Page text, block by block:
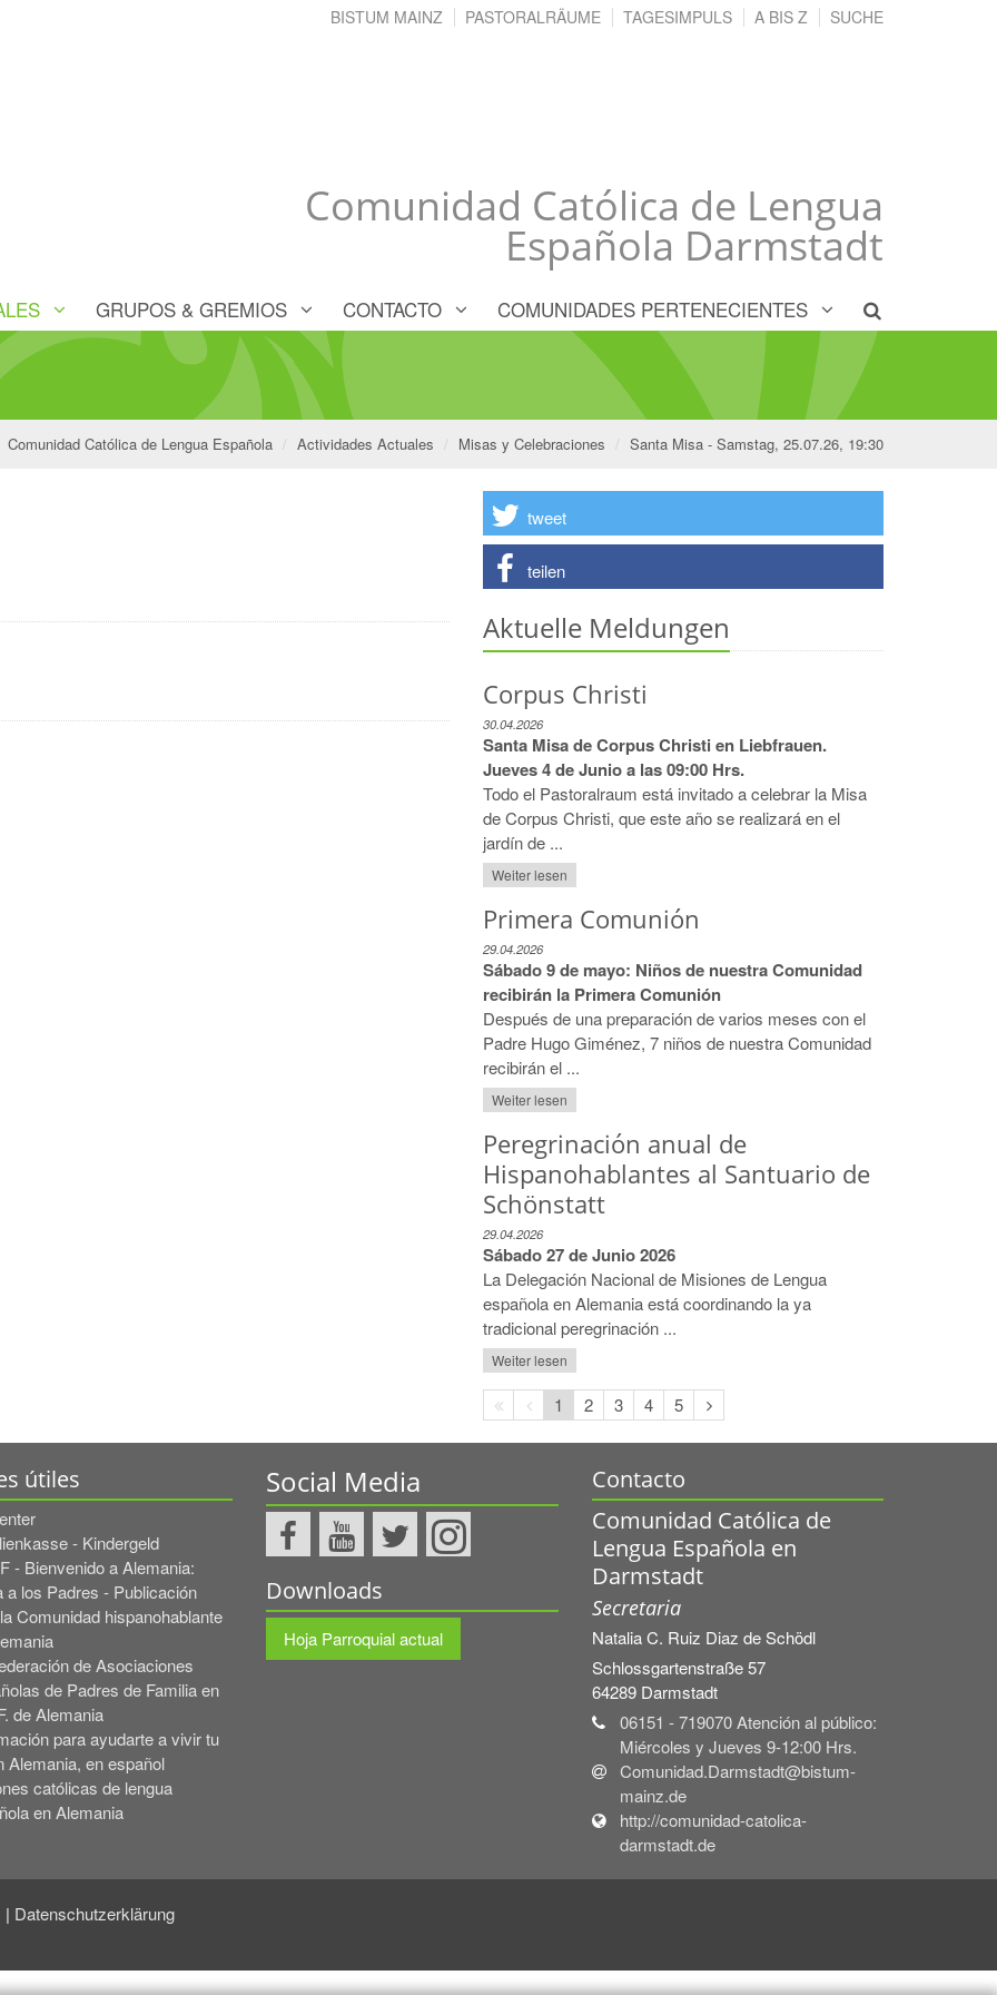
Comunidad Católica de Lengua
Española Darmstadt
BISTUM MAINZ PASTORALRÄUME TAGESIMPULS A BIS Z SUCHE
GRUPOS & GREMIOS CONTACTO COMUNIDADES PERTENECIENTES
Comunidad Católica de Lengua Española Actividades Actuales Misas y Celebraciones Santa Misa - Samstag, 25.07.26, 19:30
tweet
teilen
Aktuelle Meldungen
Corpus Christi
30.04.2026
Santa Misa de Corpus Christi en Liebfrauen.
Jueves 4 de Junio a las 09:00 Hrs.
Todo el Pastoralraum está invitado a celebrar la Misa
de Corpus Christi, que este año se realizará en el
jardín de ...
Weiter lesen
Primera Comunión
29.04.2026
Sábado 9 de mayo: Niños de nuestra Comunidad
recibirán la Primera Comunión
Después de una preparación de varios meses con el
Padre Hugo Giménez, 7 niños de nuestra Comunidad
recibirán el ...
Weiter lesen
Peregrinación anual de
Hispanohablantes al Santuario de
Schönstatt
29.04.2026
Sábado 27 de Junio 2026
La Delegación Nacional de Misiones de Lengua
española en Alemania está coordinando la ya
tradicional peregrinación ...
Weiter lesen
Erste
Seite
Vorherige
Seite
1 2 3 4 5
Nächste
Seite
útiles
- Kindergeld
- Bienvenido a Alemania:
a los Padres - Publicación
Comunidad hispanohablante
de Asociaciones
de Padres de Familia en
de Alemania
para ayudarte a vivir tu
Alemania, en español
católicas de lengua
en Alemania
Social Media
Downloads
Hoja Parroquial actual
Contacto
Comunidad Católica de
Lengua Española en
Darmstadt
Secretaria
Natalia C. Ruiz Diaz de Schödl
Schlossgartenstraße 57
64289 Darmstadt
06151 - 719070 Atención al público:
Miércoles y Jueves 9-12:00 Hrs.
Comunidad.Darmstadt@bistum-
mainz.de
http://comunidad-catolica-
darmstadt.de
Datenschutzerklärung